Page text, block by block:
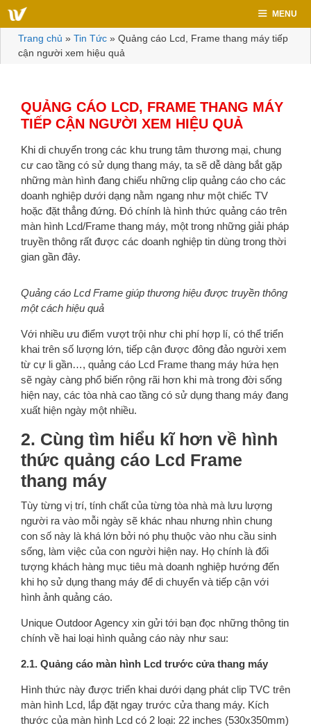
Chuyển
đến
dung
MENU
Trang chủ » Tin Tức » Quảng cáo Lcd, Frame thang máy tiếp
cận người xem hiệu quả
QUẢNG CÁO LCD, FRAME THANG MÁY
TIẾP CẬN NGƯỜI XEM HIỆU QUẢ
Khi di chuyển trong các khu trung tâm thương mại, chung
cư cao tầng có sử dụng thang máy, ta sẽ dễ dàng bắt gặp
những màn hình đang chiếu những clip quảng cáo cho các
doanh nghiệp dưới dạng nằm ngang như một chiếc TV
hoặc đặt thẳng đứng. Đó chính là hình thức quảng cáo trên
màn hình Lcd/Frame thang máy, một trong những giải pháp
truyền thông rất được các doanh nghiệp tin dùng trong thời
gian gần đây.
Quảng cáo Lcd Frame giúp thương hiệu được truyền thông
một cách hiệu quả
Với nhiều ưu điểm vượt trội như chi phí hợp lí, có thể triển
khai trên số lượng lớn, tiếp cận được đông đảo người xem
từ cự li gần…, quảng cáo Lcd Frame thang máy hứa hẹn
sẽ ngày càng phổ biến rộng rãi hơn khi mà trong đời sống
hiện nay, các tòa nhà cao tầng có sử dụng thang máy đang
xuất hiện ngày một nhiều.
2. Cùng tìm hiểu kĩ hơn về hình
thức quảng cáo Lcd Frame
thang máy
Tùy từng vị trí, tính chất của từng tòa nhà mà lưu lượng
người ra vào mỗi ngày sẽ khác nhau nhưng nhìn chung
con số này là khá lớn bởi nó phụ thuộc vào nhu cầu sinh
sống, làm việc của con người hiện nay. Họ chính là đối
tượng khách hàng mục tiêu mà doanh nghiệp hướng đến
khi họ sử dụng thang máy để di chuyển và tiếp cận với
hình ảnh quảng cáo.
Unique Outdoor Agency xin gửi tới bạn đọc những thông tin
chính về hai loại hình quảng cáo này như sau:
2.1. Quảng cáo màn hình Lcd trước cửa thang máy
Hình thức này được triển khai dưới dạng phát clip TVC trên
màn hình Lcd, lắp đặt ngay trước cửa thang máy. Kích
thước của màn hình Lcd có 2 loại: 22 inches (530x350mm)